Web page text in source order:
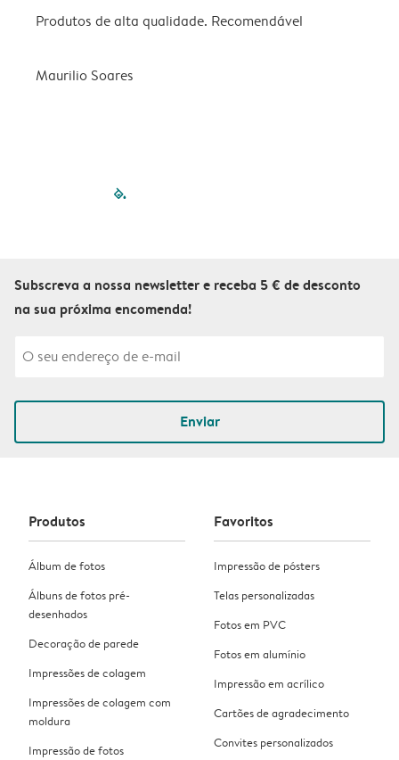
Produtos de alta qualidade. Recomendável
Maurilio Soares
filled-pagination
Subscreva a nossa newsletter e receba 5 € de desconto
na sua próxima encomenda!
Enviar
Produtos
Álbum de fotos
Álbuns de fotos pré-
desenhados
Decoração de parede
Impressões de colagem
Impressões de colagem com
moldura
Impressão de fotos
Favoritos
Impressão de pósters
Telas personalizadas
Fotos em PVC
Fotos em alumínio
Impressão em acrílico
Cartões de agradecimento
Convites personalizados